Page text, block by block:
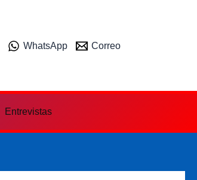
WhatsApp Correo
Entrevistas